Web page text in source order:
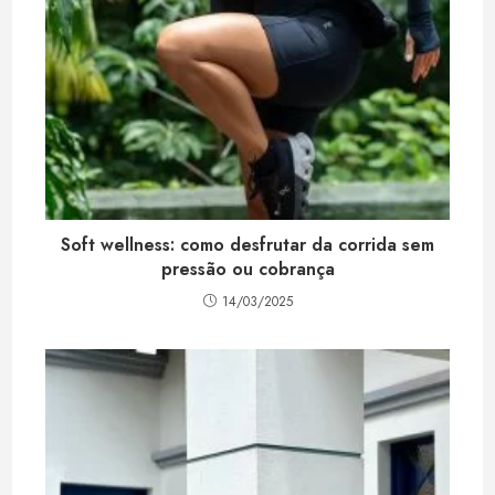
Soft wellness: como desfrutar da corrida sem
pressão ou cobrança
14/03/2025